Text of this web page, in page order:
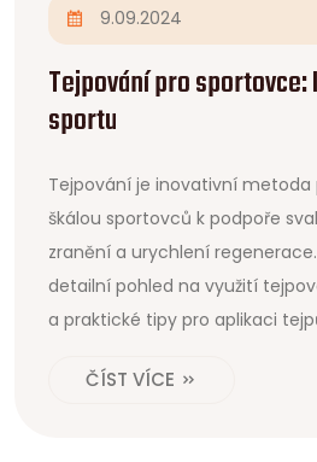
9.09.2024
Tejpování pro sportovce:
sportu
Tejpování je inovativní metoda
škálou sportovců k podpoře
zranění a urychlení
detailní pohled na využití
a praktické tipy pro aplikaci
ČÍST VÍCE